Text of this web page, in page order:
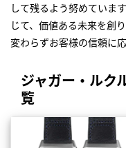
して残るよう努めていま
じて、価値ある未来を創
変わらずお客様の信頼に応
ジャガー・ルク
覧